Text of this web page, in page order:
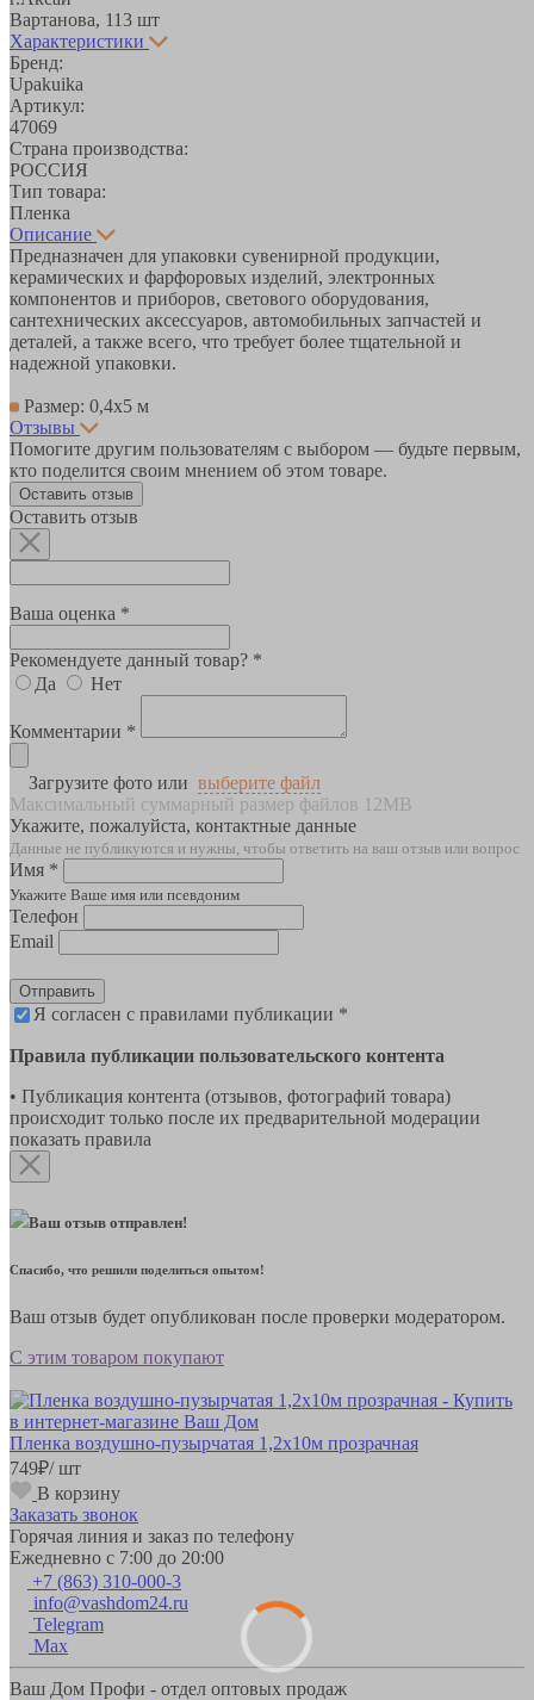
Вартанова, 113 шт
Характеристики
Бренд:
Upakuika
Артикул:
47069
Страна производства:
РОССИЯ
Тип товара:
Пленка
Описание
Предназначен для упаковки сувенирной продукции,
керамических и фарфоровых изделий, электронных
компонентов и приборов, светового оборудования,
сантехнических аксессуаров, автомобильных запчастей и
деталей, а также всего, что требует более тщательной и
надежной упаковки.
Размер: 0,4х5 м
Отзывы
Помогите другим пользователям с выбором — будьте первым,
кто поделится своим мнением об этом товаре.
Оставить отзыв
Оставить отзыв
Ваша оценка *
Рекомендуете данный товар? *
Да
Нет
Комментарии *
Загрузите фото или выберите файл
Максимальный суммарный размер файлов 12MB
Укажите, пожалуйста, контактные данные
Данные не публикуются и нужны, чтобы ответить на ваш отзыв или вопрос
Имя *
Укажите Ваше имя или псевдоним
Телефон
Email
Отправить
Я согласен с правилами публикации *
Правила публикации пользовательского контента
• Публикация контента (отзывов, фотографий товара)
происходит только после их предварительной модерации
показать правила
Ваш отзыв отправлен!
Спасибо, что решили поделиться опытом!
Ваш отзыв будет опубликован после проверки модератором.
С этим товаром покупают
Пленка воздушно-пузырчатая 1,2х10м прозрачная
749₽/ шт
В корзину
Заказать звонок
Горячая линия и заказ по телефону
Ежедневно с 7:00 до 20:00
+7 (863) 310-000-3
info@vashdom24.ru
Telegram
Max
Ваш Дом Профи - отдел оптовых продаж